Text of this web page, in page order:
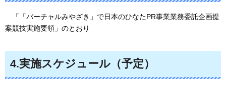
「
「バーチャルみやざき」で日本のひなたPR事業業務委託企画提
案競技実施要領」のとおり
4.実施スケジュール（予定）